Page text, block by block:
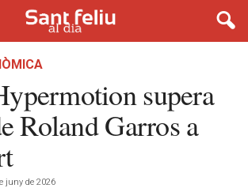
supera
Roland Garros a
juny de 2026